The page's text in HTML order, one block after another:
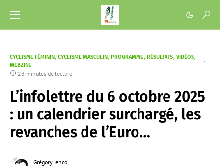
CYCLISME FÉMININ CYCLISME MASCULIN PROGRAMME RÉSULTATS VIDÉOS
WEBZINE
23 minutes de lecture
L’infolettre du 6 octobre 2025
: un calendrier surchargé, les
revanches de l’Euro…
Grégory Ienco